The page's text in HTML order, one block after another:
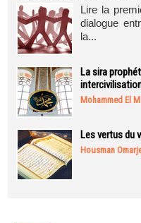
Lire la
dialogue
la...
La sira
Mohammed El
Les vertus du
Housman